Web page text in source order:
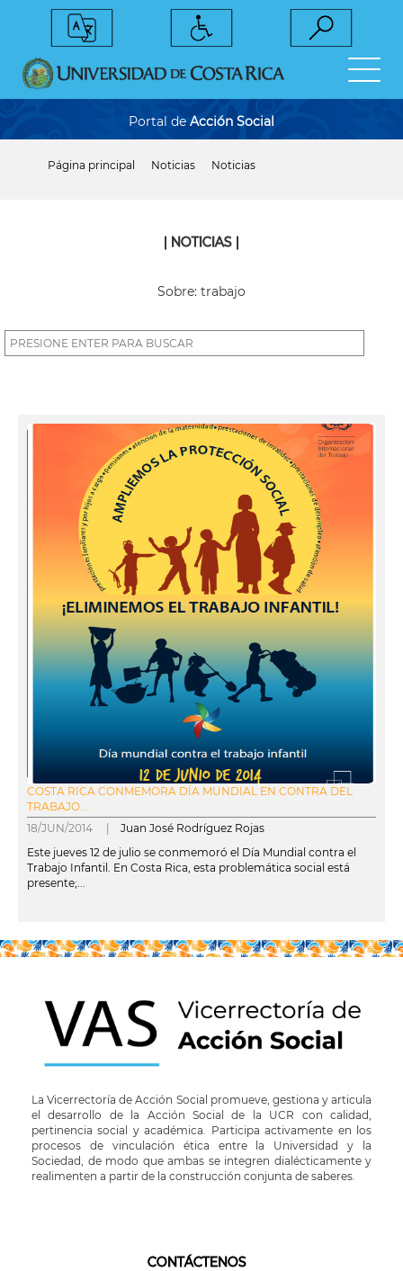
Portal de Acción Social
Página principal Noticias Noticias
| NOTICIAS |
Sobre: trabajo
COSTA RICA CONMEMORA DÍA MUNDIAL EN CONTRA DEL
TRABAJO...
18/JUN/2014 | Juan José Rodríguez Rojas
Este jueves 12 de julio se conmemoró el Día Mundial contra el
Trabajo Infantil. En Costa Rica, esta problemática social está
presente;...
La Vicerrectoría de Acción Social promueve, gestiona y articula
el desarrollo de la Acción Social de la UCR con calidad,
pertinencia social y académica. Participa activamente en los
procesos de vinculación ética entre la Universidad y la
Sociedad, de modo que ambas se integren dialécticamente y
realimenten a partir de la construcción conjunta de saberes.
CONTÁCTENOS